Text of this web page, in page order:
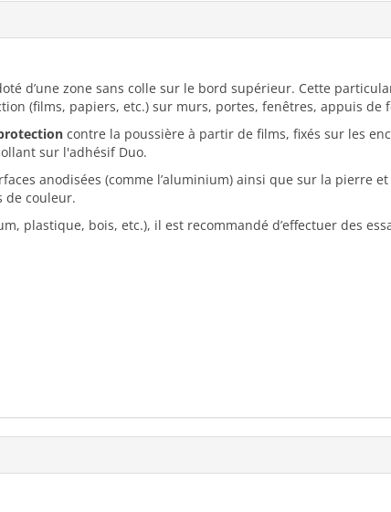
d’une zone sans colle sur le bord supérieur. Cette
(films, papiers, etc.) sur murs, portes, fenêtres, appuis de
contre la poussière à partir de films, fixés sur les
sur l'adhésif Duo.
anodisées (comme l’aluminium) ainsi que sur la pierre
de couleur.
plastique, bois, etc.), il est recommandé d’effectuer des